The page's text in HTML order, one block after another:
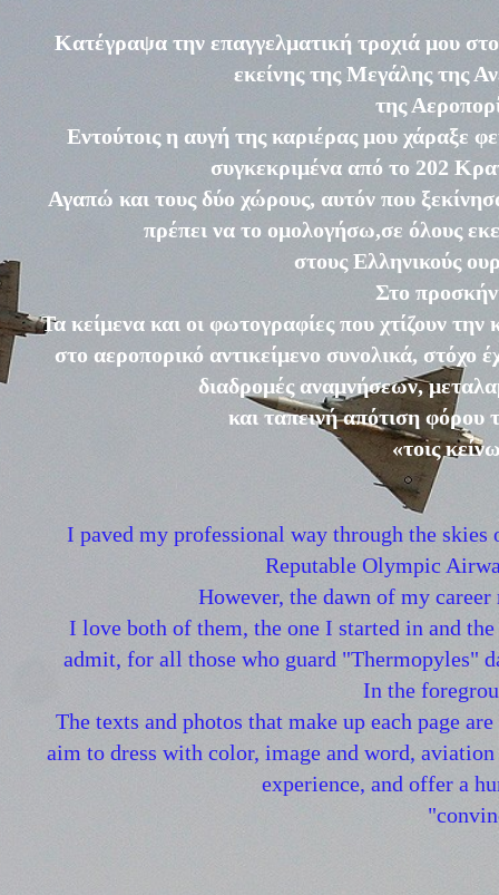
Κατέγραψα την επαγγελματική τροχιά μου
εκείνης της Μεγάλης της
της
Εντούτοις η αυγή της καριέρας μου χάραξε
συγκεκριμένα από το 202
Αγαπώ και τους δύο χώρους, αυτόν που
πρέπει να το ομολογήσω,σε όλους
στους Ελληνικούς
Στο
Τα κείμενα και οι φωτογραφίες που χτίζουν
στο αεροπορικό αντικείμενο συνολικά, στόχο
διαδρομές αναμνήσεων,
και ταπεινή απότιση φόρου
«τοις
I paved my professional way through the
Reputable Olympic
However, the dawn of my
I love both of them, the one I started in and
admit, for all those who guard "Thermopyles"
In the
The texts and photos that make up each page
aim to dress with color, image and word,
experience, and offer a